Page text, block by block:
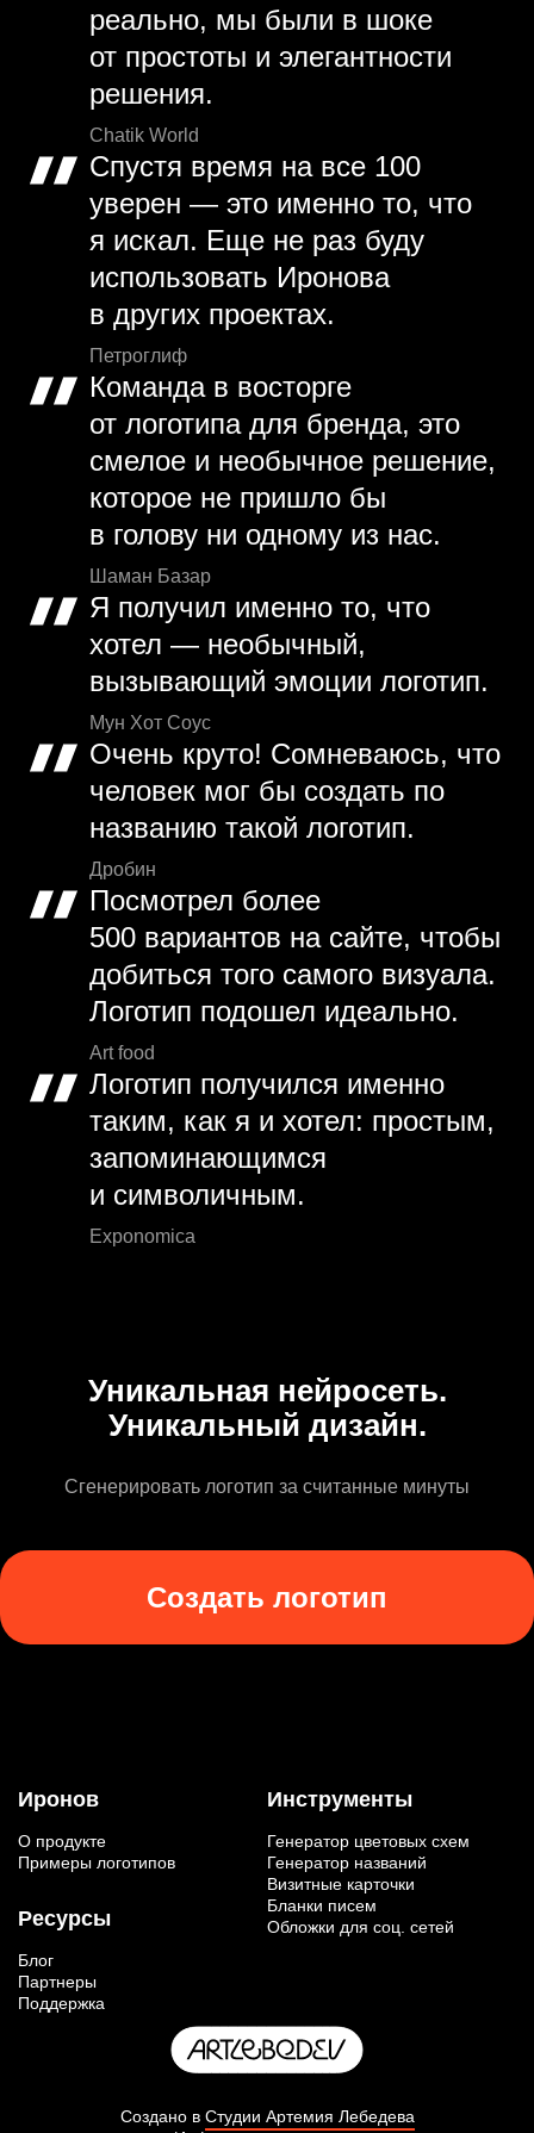
реально, мы были в шоке
от простоты и элегантности
решения.
Chatik World
Спустя время на все 100
уверен — это именно то, что
я искал. Еще не раз буду
использовать Иронова
в других проектах.
Петроглиф
Команда в восторге
от логотипа для бренда, это
смелое и необычное решение,
которое не пришло бы
в голову ни одному из нас.
Шаман Базар
Я получил именно то, что
хотел — необычный,
вызывающий эмоции логотип.
Мун Хот Соус
Очень круто! Сомневаюсь, что
человек мог бы создать по
названию такой логотип.
Дробин
Посмотрел более
500 вариантов на сайте, чтобы
добиться того самого визуала.
Логотип подошел идеально.
Art food
Логотип получился именно
таким, как я и хотел: простым,
запоминающимся
и символичным.
Exponomica
Уникальная нейросеть.
Уникальный дизайн.
Сгенерировать логотип за считанные минуты
Создать логотип
Иронов
О продукте
Примеры логотипов
Ресурсы
Блог
Партнеры
Поддержка
Инструменты
Генератор цветовых схем
Генератор названий
Визитные карточки
Бланки писем
Обложки для соц. сетей
Создано в Студии Артемия Лебедева